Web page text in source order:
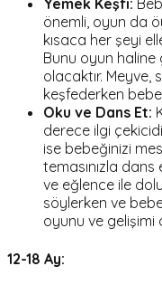
Yemek Keşfi:
önemli, oyun da
kısaca her şeyi
Bunu oyun
olacaktır. Meyve,
keşfederken
Oku ve Dans Et:
derece ilgi
ise bebeğinizi
temasınızla
ve eğlence ile
söylerken ve
oyunu ve gelişimi
12-18 Ay: